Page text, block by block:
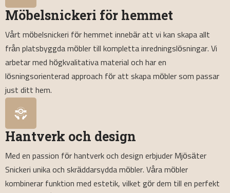
Möbelsnickeri för hemmet
Vårt möbelsnickeri för hemmet innebär att vi kan skapa allt
från platsbyggda möbler till kompletta inredningslösningar. Vi
arbetar med högkvalitativa material och har en
lösningsorienterad approach för att skapa möbler som passar
just ditt hem.
Hantverk och design
Med en passion för hantverk och design erbjuder Mjösäter
Snickeri unika och skräddarsydda möbler. Våra möbler
kombinerar funktion med estetik, vilket gör dem till en perfekt